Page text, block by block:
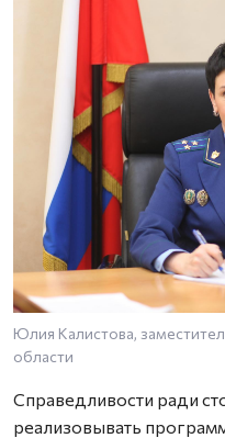
Юлия Калистова,
области
Справедливости ради
реализовывать